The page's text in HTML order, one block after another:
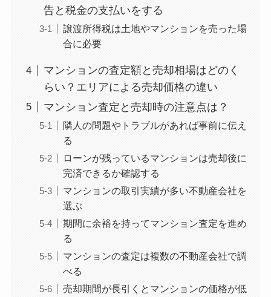
告と税金の支払いをする
譲渡所得税は土地やマンションを売った場
合に必要
マンションの査定額と売却相場はどのく
らい？エリアによる売却価格の違い
マンション査定と売却時の注意点は？
隣人の問題やトラブルがあれば事前に伝え
る
ローンが残っているマンションは売却後に
完済できるか確認する
マンションの取引実績が多い不動産会社を
選ぶ
期間に余裕を持ってマンション査定を進め
る
マンションの査定は複数の不動産会社で調
べる
売却期間が長引くとマンションの価格が低